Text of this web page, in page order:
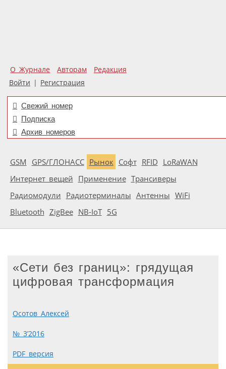
О Журнале Авторам
Редакция
Войти | Регистрация
Свежий номер
Подписка
Архив номеров
GSM GPS/ГЛОНАСС Рынок Софт RFID LoRaWAN
Интернет вещей Применение Трансиверы
Радиомодули Радиотерминалы Антенны WiFi
Bluetooth ZigBee NB-IoT 5G
«Сети без границ»: грядущая
цифровая трансформация
Осотов Алексей
№ 3’2016
PDF версия